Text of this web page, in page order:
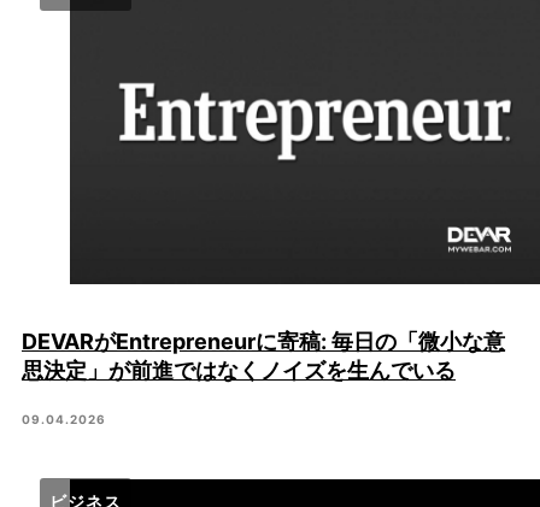
DEVARがEntrepreneurに寄稿: 毎日の「微小な意
思決定」が前進ではなくノイズを生んでいる
09.04.2026
ビジネス